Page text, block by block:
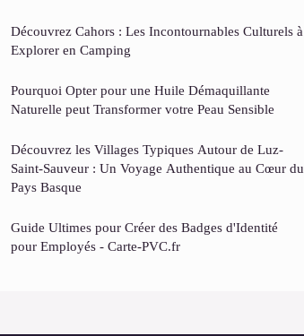
Découvrez Cahors : Les Incontournables Culturels à
Explorer en Camping
Pourquoi Opter pour une Huile Démaquillante
Naturelle peut Transformer votre Peau Sensible
Découvrez les Villages Typiques Autour de Luz-
Saint-Sauveur : Un Voyage Authentique au Cœur du
Pays Basque
Guide Ultimes pour Créer des Badges d'Identité
pour Employés - Carte-PVC.fr